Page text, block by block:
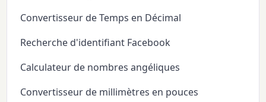
Convertisseur de Temps en Décimal
Recherche d'identifiant Facebook
Calculateur de nombres angéliques
Convertisseur de millimètres en pouces